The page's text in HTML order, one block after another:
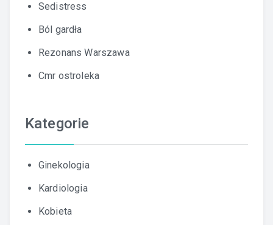
Sedistress
Ból gardła
Rezonans Warszawa
Cmr ostroleka
Kategorie
Ginekologia
Kardiologia
Kobieta